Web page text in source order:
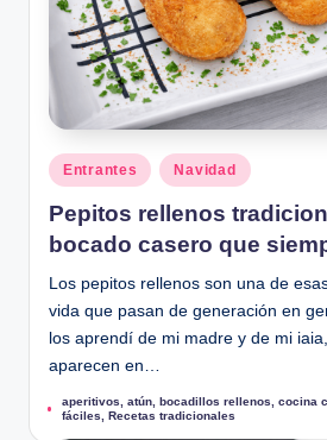
Publicado
en
Entrantes Navidad
Pepitos rellenos
bocado casero que
Los pepitos rellenos son una de
vida que pasan de generación en
los aprendí de mi madre y de mi
aparecen en…
Etiquetas:
aperitivos atún, bocadillos rellenos cocina
fáciles
Recetas tradicionales